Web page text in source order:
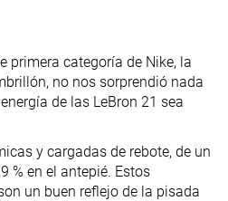
primera categoría de Nike, la
no nos sorprendió nada
de las LeBron 21 sea
y cargadas de rebote, de un
% en el antepié. Estos
un buen reflejo de la pisada